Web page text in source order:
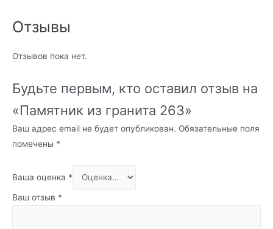
Отзывы
Отзывов пока нет.
Будьте первым, кто оставил отзыв на
«Памятник из гранита 263»
Ваш адрес email не будет опубликован. Обязательные поля
помечены *
Ваша оценка *
Ваш отзыв *